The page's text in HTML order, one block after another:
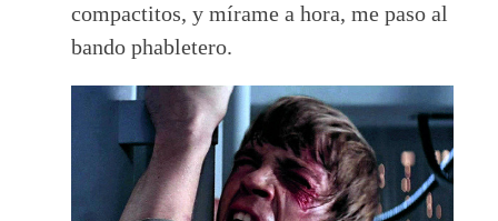
compactitos, y mírame a hora, me paso al
bando phabletero.